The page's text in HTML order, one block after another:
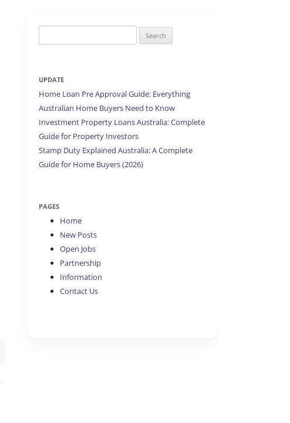
for:
UPDATE
Home Loan Pre Approval Guide: Everything
Australian Home Buyers Need to Know
Investment Property Loans Australia: Complete
Guide for Property Investors
Stamp Duty Explained Australia: A Complete
Guide for Home Buyers (2026)
PAGES
Home
New Posts
Open Jobs
Partnership
Information
Contact Us